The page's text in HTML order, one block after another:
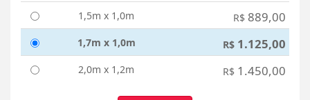
1,5m x 1,0m
R$ 889,00
1,7m x 1,0m R$ 1.125,00
2,0m x 1,2m R$ 1.450,00